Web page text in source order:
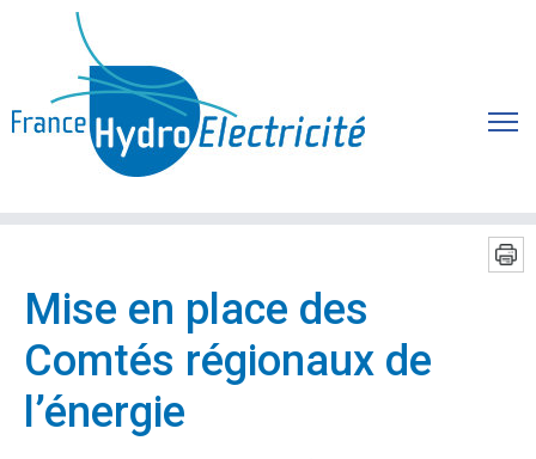
Mise en place des
Comtés régionaux de
l’énergie